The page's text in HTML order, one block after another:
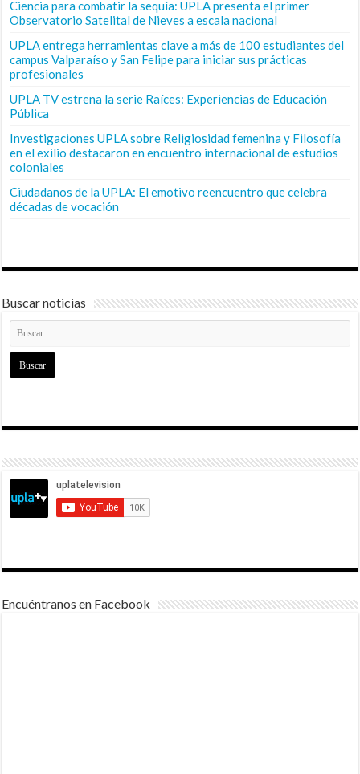
Ciencia para combatir la sequía: UPLA presenta el primer
Observatorio Satelital de Nieves a escala nacional
UPLA entrega herramientas clave a más de 100 estudiantes del
campus Valparaíso y San Felipe para iniciar sus prácticas
profesionales
UPLA TV estrena la serie Raíces: Experiencias de Educación
Pública
Investigaciones UPLA sobre Religiosidad femenina y Filosofía
en el exilio destacaron en encuentro internacional de estudios
coloniales
Ciudadanos de la UPLA: El emotivo reencuentro que celebra
décadas de vocación
Buscar noticias
Encuéntranos en Facebook